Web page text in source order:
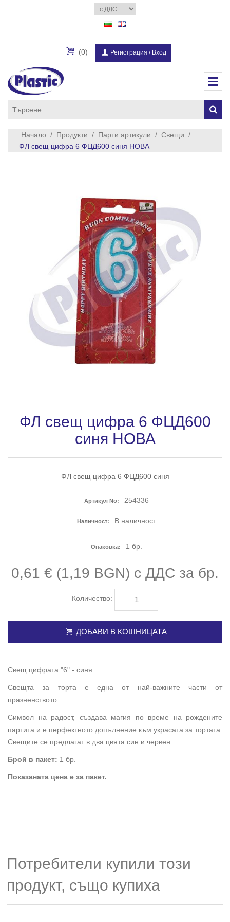
(0) Регистрация / Вход
Начало / Продукти / Парти артикули / Свещи /
ФЛ свещ цифра 6 ФЦД600 синя НОВА
ФЛ свещ цифра 6 ФЦД600
синя НОВА
ФЛ свещ цифра 6 ФЦД600 синя
Артикул No: 254336
Наличност: В наличност
Опаковка: 1 бр.
0,61 € (1,19 BGN) с ДДС за бр.
Количество:
ДОБАВИ В КОШНИЦАТА
Свещ цифрата "6" - синя
Свещта за торта е една от най-важните части от
празненството.
Символ на радост, създава магия по време на рождените
партита и е перфектното допълнение към украсата за тортата.
Свещите се предлагат в два цвята син и червен.
Брой в пакет: 1 бр.
Показаната цена е за пакет.
Потребители купили този
продукт, също купиха